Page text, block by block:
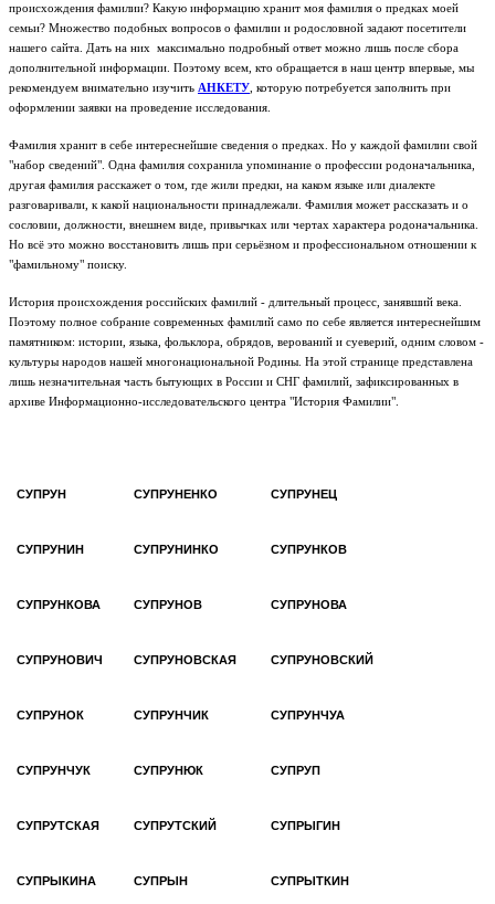
происхождения фамилии? Какую информацию хранит моя фамилия о предках моей
семьи? Множество подобных вопросов о фамилии и родословной задают посетители
нашего сайта. Дать на них максимально подробный ответ можно лишь после сбора
дополнительной информации. Поэтому всем, кто обращается в наш центр впервые, мы
рекомендуем внимательно изучить АНКЕТУ , которую потребуется заполнить при
оформлении заявки на проведение исследования.
Фамилия хранит в себе интереснейшие сведения о предках. Но у каждой фамилии свой
"набор сведений". Одна фамилия сохранила упоминание о профессии родоначальника,
другая фамилия расскажет о том, где жили предки, на каком языке или диалекте
разговаривали, к какой национальности принадлежали. Фамилия может рассказать и о
сословии, должности, внешнем виде, привычках или чертах характера родоначальника.
Но всё это можно восстановить лишь при серьёзном и профессиональном отношении к
"фамильному" поиску.
История происхождения российских фамилий - длительный процесс, занявший века.
Поэтому полное собрание современных фамилий само по себе является интереснейшим
памятником: истории, языка, фольклора, обрядов, верований и суеверий, одним словом -
культуры народов нашей многонациональной Родины. На этой странице представлена
лишь незначительная часть бытующих в России и СНГ фамилий, зафиксированных в
архиве Информационно-исследовательского центра "История Фамилии".
СУПРУН СУПРУНЕНКО СУПРУНЕЦ
СУПРУНИН СУПРУНИНКО СУПРУНКОВ
СУПРУНКОВА СУПРУНОВ СУПРУНОВА
СУПРУНОВИЧ СУПРУНОВСКАЯ СУПРУНОВСКИЙ
СУПРУНОК СУПРУНЧИК СУПРУНЧУА
СУПРУНЧУК СУПРУНЮК СУПРУП
СУПРУТСКАЯ СУПРУТСКИЙ СУПРЫГИН
СУПРЫКИНА СУПРЫН СУПРЫТКИН